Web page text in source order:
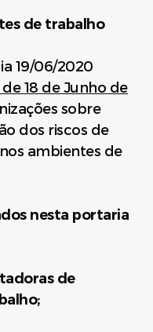
de trabalho
19/06/2020
18 de Junho de
sobre
dos riscos de
ambientes de
nesta portaria
de